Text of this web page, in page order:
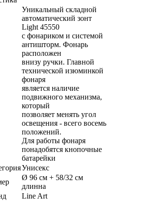
Уникальный складной
автоматический зонт
Light 45550
с фонариком и системой
антишторм. Фонарь
расположен
внизу ручки. Главной
технической изюминкой
фонаря
является наличие
подвижного механизма,
который
позволяет менять угол
освещения - всего восемь
положений.
Для работы фонаря
понадобятся кнопочные
батарейки
Унисекс
Ø 96 см + 58/32 см
длинна
Line Art